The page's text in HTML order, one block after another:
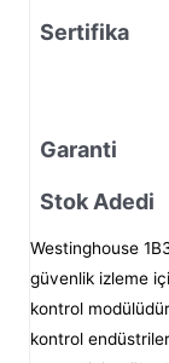
Sertifika
Garanti
Stok Adedi
Westinghouse
güvenlik izleme
kontrol
kontrol